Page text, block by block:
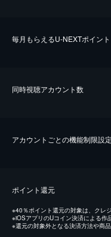
毎⽉もらえるU-NEXTポイント
同時視聴アカウント数
アカウントごとの機能制限設定
ポイント還元
※40％ポイント還元の対象は、クレ
※iOSアプリのUコイン決済による作
※還元の対象外となる決済方法や商